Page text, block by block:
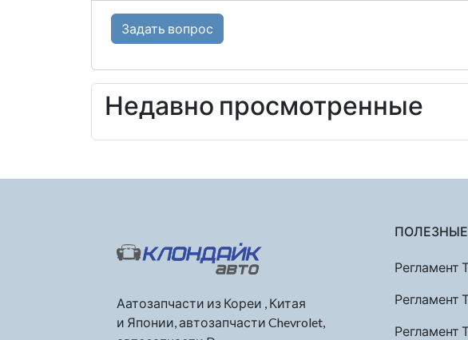
Задать вопрос
Недавно просмотренные
Аатозапчасти из Кореи , Китая
и Японии, автозапчасти Chevrolet,
Регламент
Регламент
Регламент